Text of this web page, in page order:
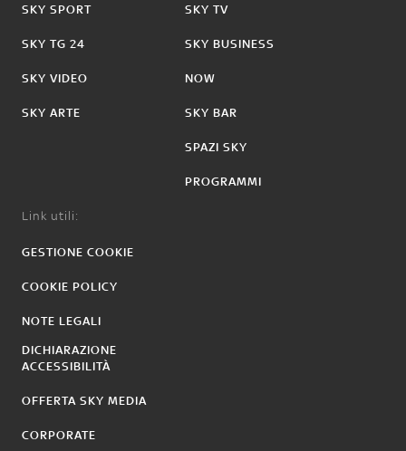
SKY SPORT
SKY TG 24
SKY VIDEO
SKY ARTE
SKY TV
SKY BUSINESS
NOW
SKY BAR
SPAZI SKY
PROGRAMMI
Link utili:
GESTIONE COOKIE
COOKIE POLICY
NOTE LEGALI
DICHIARAZIONE
ACCESSIBILITÀ
OFFERTA SKY MEDIA
CORPORATE